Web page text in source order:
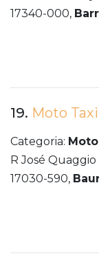
17340-000,
19. Moto
Categoria:
R José
17030-590,